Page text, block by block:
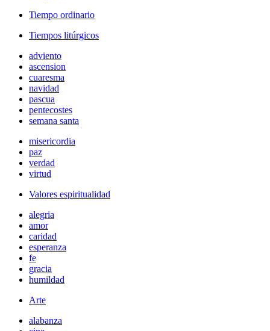
Tiempo ordinario
Tiempos litúrgicos
adviento
ascension
cuaresma
navidad
pascua
pentecostes
semana santa
misericordia
paz
verdad
virtud
Valores espiritualidad
alegria
amor
caridad
esperanza
fe
gracia
humildad
Arte
alabanza